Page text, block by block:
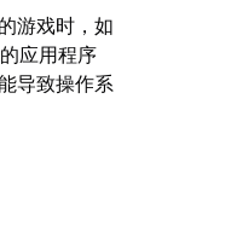
游戏时，如
应用程序
导致操作系